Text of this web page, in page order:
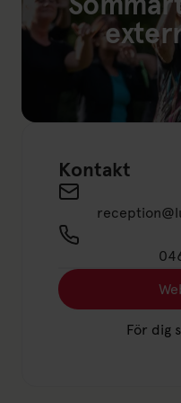
Kontakt
Send an
För dig